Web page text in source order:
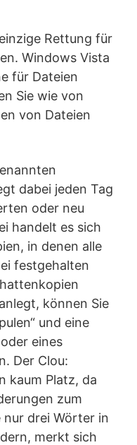
Rettung für
Windows Vista
für Dateien
Sie wie von
von Dateien
dabei jeden Tag
oder neu
handelt es sich
in denen alle
festgehalten
können Sie
und eine
eines
Der Clou:
kaum Platz, da
zum
nur drei Wörter in
merkt sich